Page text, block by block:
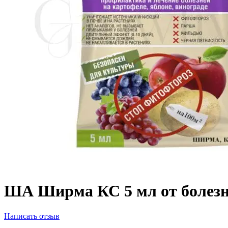
ША Ширма КС 5 мл от
Написать отзыв